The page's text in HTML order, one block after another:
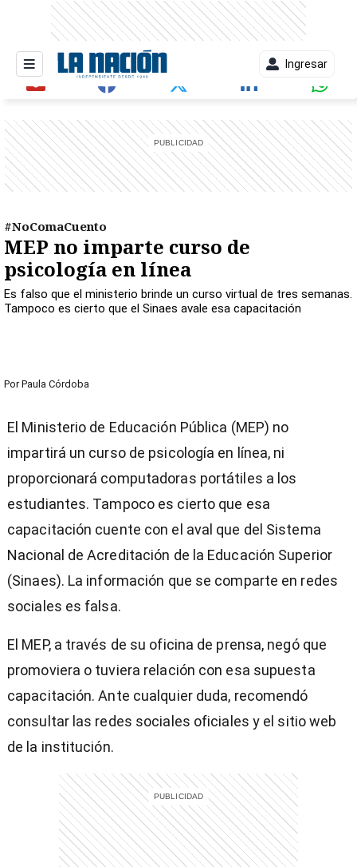
Ingresar
#NoComaCuento
MEP no imparte curso de
psicología en línea
Es falso que el ministerio brinde un curso virtual de tres semanas.
Tampoco es cierto que el Sinaes avale esa capacitación
Por Paula Córdoba
El Ministerio de Educación Pública (MEP) no
impartirá un curso de psicología en línea, ni
proporcionará computadoras portátiles a los
estudiantes. Tampoco es cierto que esa
capacitación cuente con el aval que del Sistema
Nacional de Acreditación de la Educación Superior
(Sinaes). La información que se comparte en redes
sociales es falsa.
El MEP, a través de su oficina de prensa, negó que
promoviera o tuviera relación con esa supuesta
capacitación. Ante cualquier duda, recomendó
consultar las redes sociales oficiales y el sitio web
de la institución.